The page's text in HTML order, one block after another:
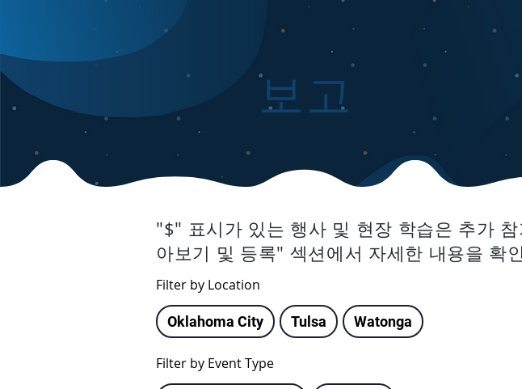
보고
"$" 표시가 있는 행사 및 현장 학습은 추가
아보기 및 등록" 섹션에서 자세한 내용을 확
Filter by Location
Oklahoma City Tulsa Watonga
Filter by Event Type